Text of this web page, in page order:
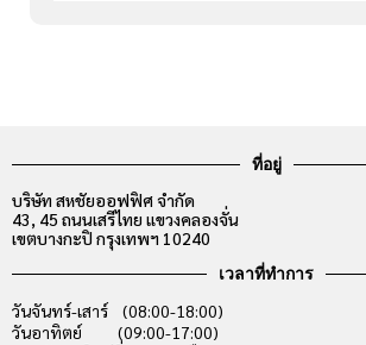
ที่อยู่
บริษัท สหชัยออฟฟิศ จำกัด
43, 45 ถนนเสรีไทย แขวงคลองจั่น
เขตบางกะปิ กรุงเทพฯ 10240
เวลาที่ทำการ
วันจันทร์-เสาร์ (08:00-18:00)
วันอาทิตย์ (09:00-17:00)